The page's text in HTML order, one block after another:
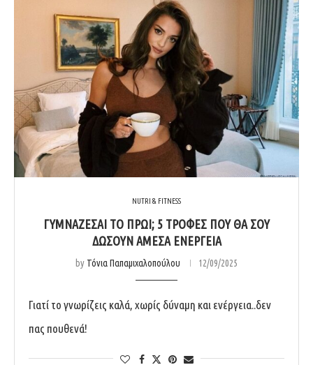
NUTRI & FITNESS
ΓΥΜΝΆΖΕΣΑΙ ΤΟ ΠΡΩΊ; 5 ΤΡΟΦΈΣ ΠΟΥ ΘΑ ΣΟΥ
ΔΏΣΟΥΝ ΆΜΕΣΑ ΕΝΈΡΓΕΙΑ
by Τόνια Παπαμιχαλοπούλου 12/09/2025
Γιατί το γνωρίζεις καλά, χωρίς δύναμη και ενέργεια..δεν
πας πουθενά!